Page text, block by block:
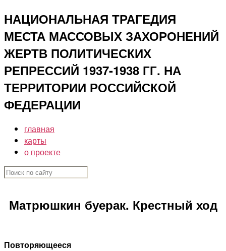
Перейти
к
содержимому
НАЦИОНАЛЬНАЯ ТРАГЕДИЯ
МЕСТА МАССОВЫХ ЗАХОРОНЕНИЙ
ЖЕРТВ ПОЛИТИЧЕСКИХ
РЕПРЕССИЙ 1937-1938 ГГ. НА
ТЕРРИТОРИИ РОССИЙСКОЙ
ФЕДЕРАЦИИ
главная
карты
о проекте
Матрюшкин буерак. Крестный ход
Повторяющееся